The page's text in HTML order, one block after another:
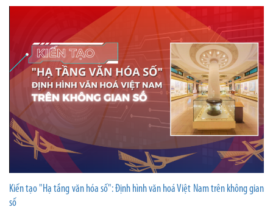
Kiến tạo "Hạ tầng văn hóa số": Định hình văn hoá Việt Nam trên không gian
số